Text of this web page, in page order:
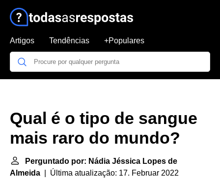
Artigos Tendências +Populares
Qual é o tipo de sangue
mais raro do mundo?
Perguntado por: Nádia Jéssica Lopes de
Almeida | Última atualização: 17. Februar 2022